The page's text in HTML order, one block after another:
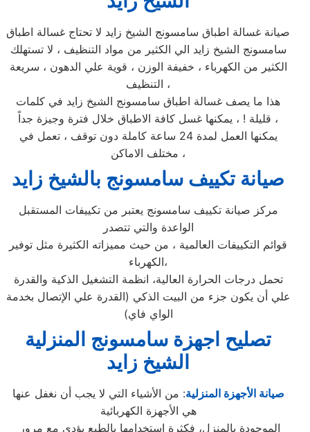
صيانة غسالة اطباق سامسونج الشيخ زايد لا تحتاج غسالة اطباق
سامسونج الشيخ زايد الي الكثير من مواد التنظيف ، لا تستهلك
الكثير من الكهرباء ، خفيفة الوزن ، قوية علي الدهون ، سريعة
التنظيف ،
هذا ما يصف غسالة اطباق سامسونج الشيخ زايد في كلمات
قليلة ! ، يمكنها غسل كافة الاطباق خلال فترة وجيزة جداً ،
يمكنها العمل لمدة 24 ساعة كاملة دون توقف ، تعمل في
مختلف الاماكن ،
صيانة تكييف سامسونج بالشيخ زايد
مركز صيانة تكييف سامسونج يعتبر من تكييفات المستقبل
الواعدة والتي تتصدر
قوائم التكييفات العالمية ، من حيث مميزاته الكثيرة مثل توفير
الكهرباء،
تحمل درجات الحرارة العالية، انظمة التشغيل الذكية والقدرة
علي أن يكون جزء من البيت الذكي (القدرة علي الإتصال بخدمة
الواي فاي)
تصليح اجهزة سامسونج المنزلية
الشيخ زايد
صيانة الأجهزة المنزلية: من الأشياء التي لا يجب أن نغفل عنها
هي الأجهزة الكهربائية